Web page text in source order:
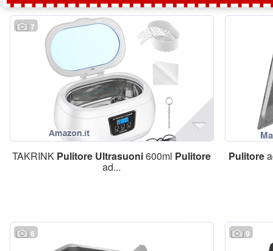
7
TAKRINK Pulitore Ultrasuoni600ml Pulitore
ad...
Pulitore
6 9